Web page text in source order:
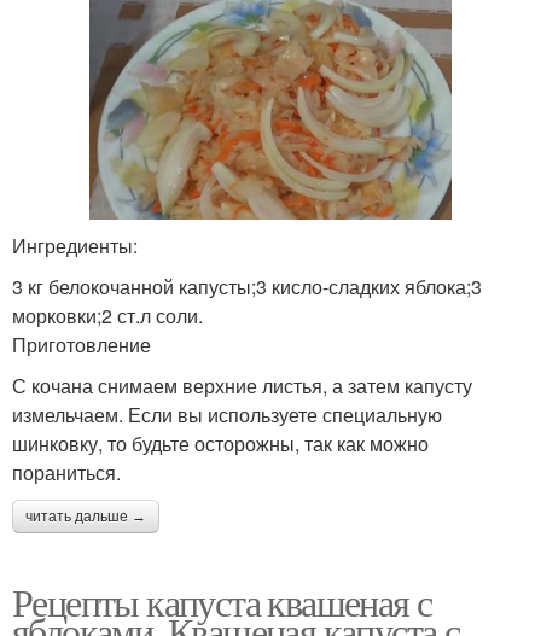
Ингредиенты:
3 кг белокочанной капусты;3 кисло-сладких яблока;3
морковки;2 ст.л соли.
Приготовление
С кочана снимаем верхние листья, а затем капусту
измельчаем. Если вы используете специальную
шинковку, то будьте осторожны, так как можно
пораниться.
читать дальше →
Рецепты капуста квашеная с